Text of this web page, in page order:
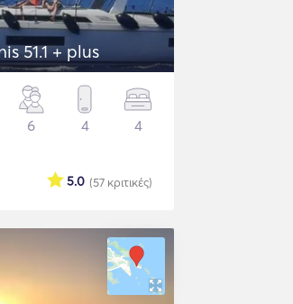
51.1 + plus
6 4 4
(57 κριτικές)
5.0